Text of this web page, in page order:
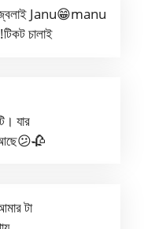
Janu😁manu
চালাই
যার
আছে😕🥀
টা